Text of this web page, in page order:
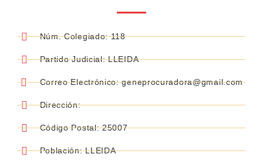
Núm. Colegiado: 118
Partido Judicial: LLEIDA
Correo Electrónico: geneprocuradora@gmail.com
Dirección:
Código Postal: 25007
Población: LLEIDA